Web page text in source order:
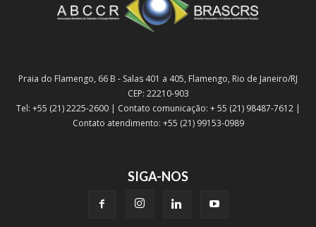
Praia do Flamengo, 66 B - Salas 401 a 405, Flamengo, Rio de Janeiro/RJ
CEP: 22210-903
Tel: +55 (21) 2225-2600 | Contato comunicação: + 55 (21) 98487-7612 |
Contato atendimento: +55 (21) 99153-0989
SIGA-NOS